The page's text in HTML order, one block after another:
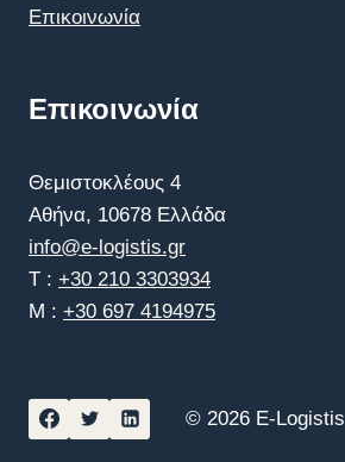
Επικοινωνία
Επικοινωνία
Θεμιστοκλέους 4
Αθήνα, 10678 Ελλάδα
info@e-logistis.gr
T : +30 210 3303934
Μ : +30 697 4194975
© 2026 E-Logistis